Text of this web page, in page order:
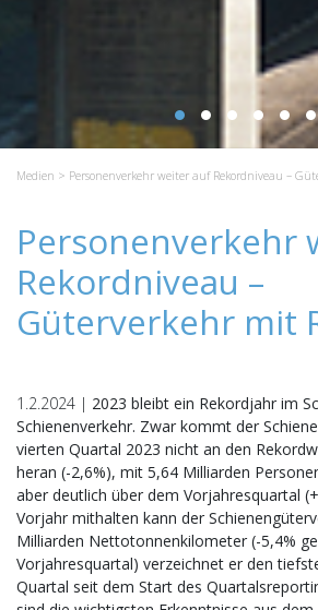
Medien > Personenverkehr weiter auf Rekordniveau –
Personenverkehr
Rekordniveau –
Güterverkehr mit
1.2.2024 | 2023 bleibt ein Rekordjahr im
Schienenverkehr. Zwar kommt der
vierten Quartal 2023 nicht an den
heran (-2,6%), mit 5,64 Milliarden
aber deutlich über dem Vorjahresquartal
Vorjahr mithalten kann der
Milliarden Nettotonnenkilometer (-5,4%
Vorjahresquartal) verzeichnet er den
Quartal seit dem Start des